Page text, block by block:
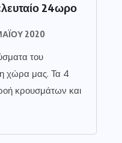
24ωρο
2020
του
χώρα μας. Τα 4
κρουσμάτων και